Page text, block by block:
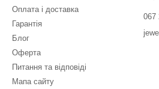
Оплата і доставка
Гарантія
Блог
Оферта
Питання та відповіді
Мапа сайту
067